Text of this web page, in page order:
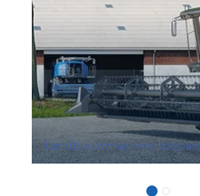
Landbouwmachine